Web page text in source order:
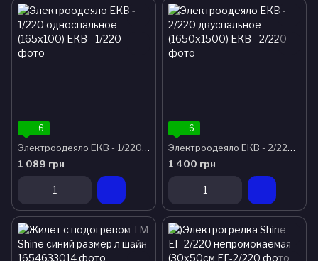
6
Электроодеяло ЕКВ - 1/220 односпальное (165х100)
1 089 грн
6
Электроодеяло ЕКВ - 2/220 двуспальное (1650х1500)
1 400 грн